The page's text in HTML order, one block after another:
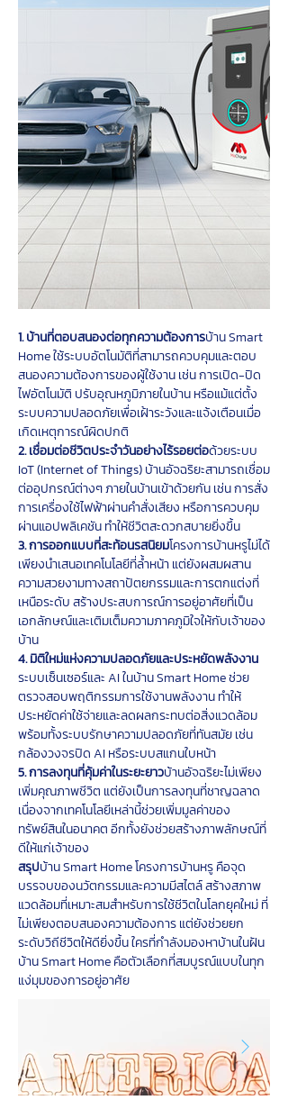
1. บ้านที่ตอบสนองต่อทุกความต้องการบ้าน Smart
Home ใช้ระบบอัตโนมัติที่สามารถควบคุมและตอบ
สนองความต้องการของผู้ใช้งาน เช่น การเปิด-ปิด
ไฟอัตโนมัติ ปรับอุณหภูมิภายในบ้าน หรือแม้แต่ตั้ง
ระบบความปลอดภัยเพื่อเฝ้าระวังและแจ้งเตือนเมื่อ
เกิดเหตุการณ์ผิดปกติ
2. เชื่อมต่อชีวิตประจำวันอย่างไร้รอยต่อด้วยระบบ
IoT (Internet of Things) บ้านอัจฉริยะสามารถเชื่อม
ต่ออุปกรณ์ต่างๆ ภายในบ้านเข้าด้วยกัน เช่น การสั่ง
การเครื่องใช้ไฟฟ้าผ่านคำสั่งเสียง หรือการควบคุม
ผ่านแอปพลิเคชัน ทำให้ชีวิตสะดวกสบายยิ่งขึ้น
3. การออกแบบที่สะท้อนรสนิยมโครงการบ้านหรูไม่ได้
เพียงนำเสนอเทคโนโลยีที่ล้ำหน้า แต่ยังผสมผสาน
ความสวยงามทางสถาปัตยกรรมและการตกแต่งที่
เหนือระดับ สร้างประสบการณ์การอยู่อาศัยที่เป็น
เอกลักษณ์และเติมเต็มความภาคภูมิใจให้กับเจ้าของ
บ้าน
4. มิติใหม่แห่งความปลอดภัยและประหยัดพลังงาน
ระบบเซ็นเซอร์และ AI ในบ้าน Smart Home ช่วย
ตรวจสอบพฤติกรรมการใช้งานพลังงาน ทำให้
ประหยัดค่าใช้จ่ายและลดผลกระทบต่อสิ่งแวดล้อม
พร้อมทั้งระบบรักษาความปลอดภัยที่ทันสมัย เช่น
กล้องวงจรปิด AI หรือระบบสแกนใบหน้า
5. การลงทุนที่คุ้มค่าในระยะยาวบ้านอัจฉริยะไม่เพียง
เพิ่มคุณภาพชีวิต แต่ยังเป็นการลงทุนที่ชาญฉลาด
เนื่องจากเทคโนโลยีเหล่านี้ช่วยเพิ่มมูลค่าของ
ทรัพย์สินในอนาคต อีกทั้งยังช่วยสร้างภาพลักษณ์ที่
ดีให้แก่เจ้าของ
สรุปบ้าน Smart Home โครงการบ้านหรู คือจุด
บรรจบของนวัตกรรมและความมีสไตล์ สร้างสภาพ
แวดล้อมที่เหมาะสมสำหรับการใช้ชีวิตในโลกยุคใหม่ ที่
ไม่เพียงตอบสนองความต้องการ แต่ยังช่วยยก
ระดับวิถีชีวิตให้ดียิ่งขึ้น ใครที่กำลังมองหาบ้านในฝัน
บ้าน Smart Home คือตัวเลือกที่สมบูรณ์แบบในทุก
แง่มุมของการอยู่อาศัย